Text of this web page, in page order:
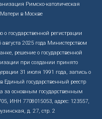
Римско-католическая
в Москве
государственной регистрации
2025 года Министерством
решение о государственной
при создании принято
31 июля 1991 года, запись о
Единый государственный реестр
за основным государственным
ИНН 7708015053, адрес: 123557,
д. 27, стр. 2